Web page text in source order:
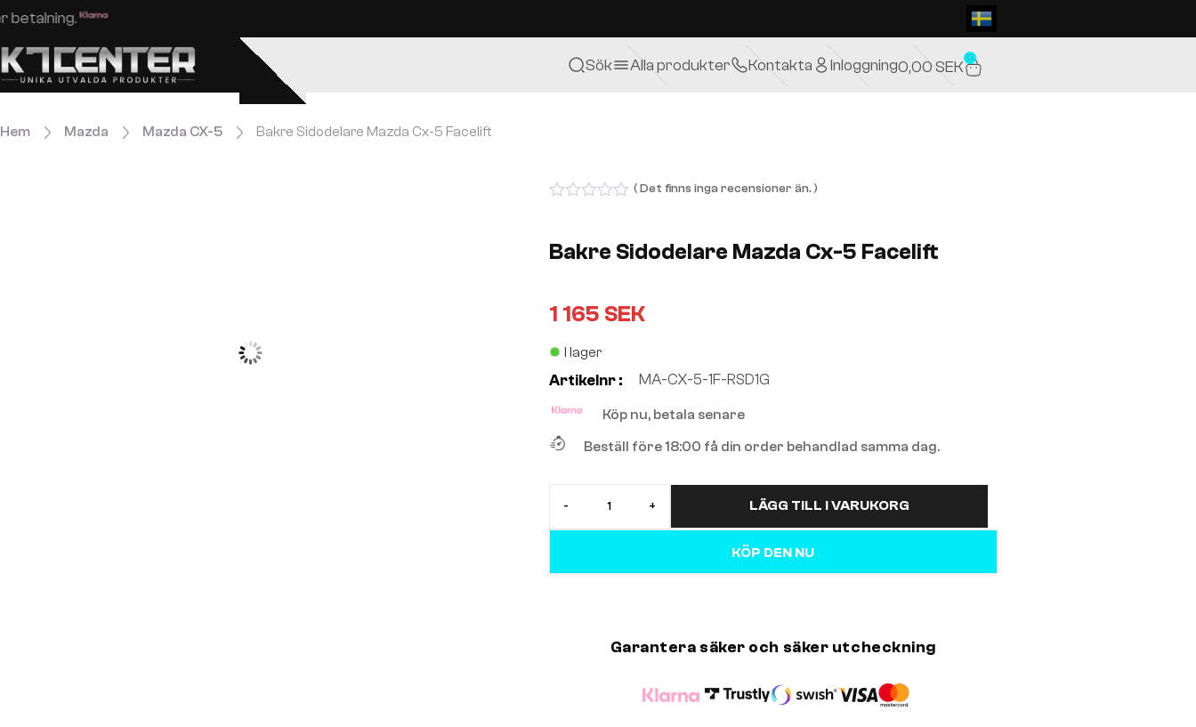
Enkel och säker betalning.
Sök Alla produkter Kontakta Inloggning0,00SEK 0
Hem Mazda Mazda CX-5 Bakre Sidodelare Mazda Cx-5 Facelift
of
5
( Det finns inga recensioner än. )
Bakre Sidodelare Mazda Cx-5 Facelift
1 165 SEK
I lager
Artikelnr : MA-CX-5-1F-RSD1G
Köp nu, betala senare
Beställ före 18:00 få din order behandlad samma dag.
- + LÄGG TILL I VARUKORG
KÖP DEN NU
Garantera säker och säker utcheckning